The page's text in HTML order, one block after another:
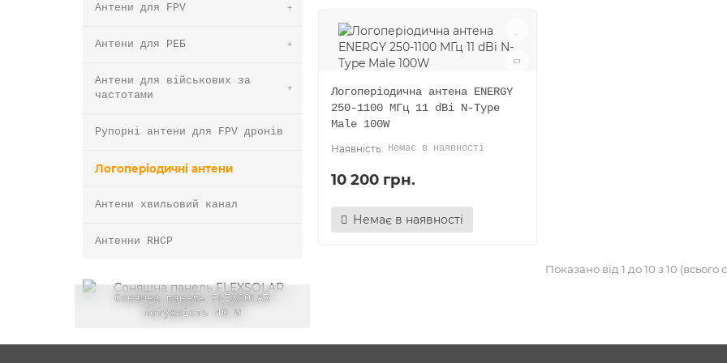
Антени для FPV
Антени для РЕБ
Антени для військових за
частотами
Рупорні антени для FPV дронів
Логоперіодичні антени
Антени хвильовий канал
Антенни RHCP
Соняшна панель FLEXSOLAR
потужність 40 W
Логоперіодична антена ENERGY
250-1100 МГц 11 dBi N-Type
Male 100W
Немає в наявності
10 200 грн.
Немає в наявності
Показано від 1 до 10 з 10 (всього